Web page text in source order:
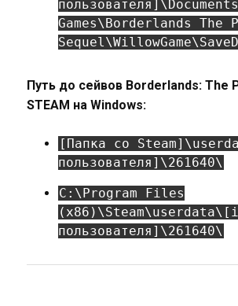
Games\Borderlands The
Путь до сейвов Borderlands: The
STEAM на Windows:
[Папка со
пользователя]\261640\
C:\Program Files
пользователя]\261640\